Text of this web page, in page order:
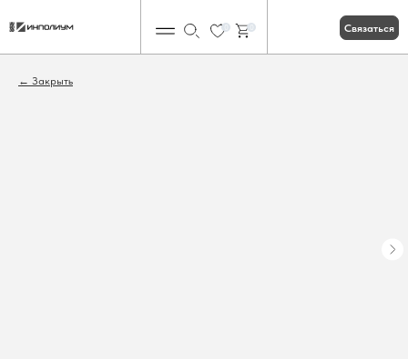
Связаться
Закрыть